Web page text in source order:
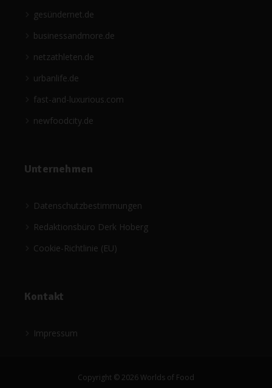
gesündernet.de
businessandmore.de
netzathleten.de
urbanlife.de
fast-and-luxurious.com
newfoodcity.de
Unternehmen
Datenschutzbestimmungen
Redaktionsbüro Derk Hoberg
Cookie-Richtlinie (EU)
Kontakt
Impressum
Copyright © 2026 Worlds of Food